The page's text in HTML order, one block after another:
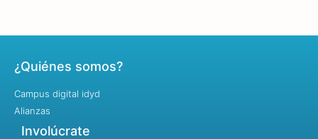
¿Quiénes somos?
Campus digital idyd
Alianzas
Involúcrate